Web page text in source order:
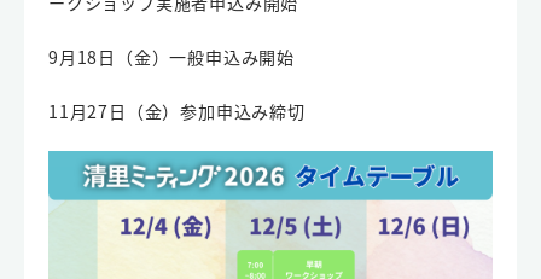
9月18日（金）一般申込み開始
11月27日（金）参加申込み締切